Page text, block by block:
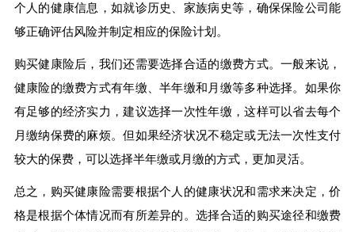
个人的健康信息，如就诊历史、家族病史等，确保保险公司能
够正确评估风险并制定相应的保险计划。
购买健康险后，我们还需要选择合适的缴费方式。一般来说，
健康险的缴费方式有年缴、半年缴和月缴等多种选择。如果你
有足够的经济实力，建议选择一次性年缴，这样可以省去每个
月缴纳保费的麻烦。但如果经济状况不稳定或无法一次性支付
较大的保费，可以选择半年缴或月缴的方式，更加灵活。
总之，购买健康险需要根据个人的健康状况和需求来决定，价
格是根据个体情况而有所差异的。选择合适的购买途径和缴费